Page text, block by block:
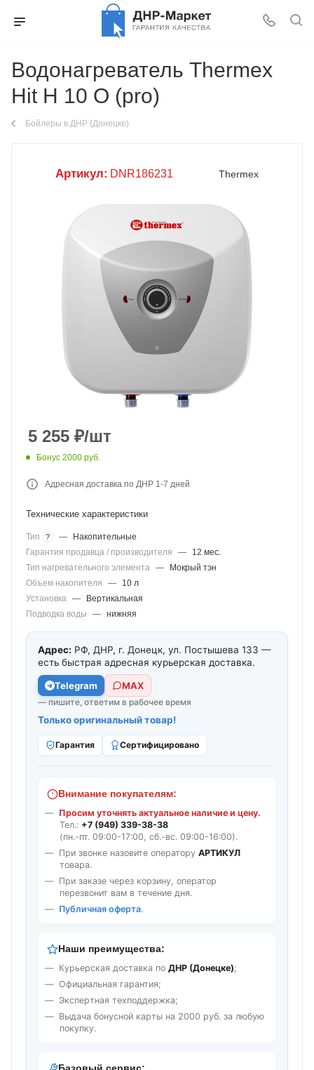
Водонагреватель Thermex
Hit H 10 O (pro)
Бойлеры в ДНР (Донецке)
Артикул: DNR186231 Thermex
5 255 ₽/шт
Бонус 2000 руб.
Адресная доставка по ДНР 1-7 дней
Технические характеристики
Тип ? —
Накопительные
Гарантия продавца / производителя
—
12 мес.
Тип нагревательного элемента —
Мокрый тэн
Объем накопителя
—
10 л
Установка —
Вертикальная
Подводка воды
— нижняя
Адрес: РФ, ДНР, г. Донецк, ул. Постышева 133 —
есть быстрая адресная курьерская доставка.
Telegram МАХ
— пишите, ответим в рабочее время
Только оригинальный товар!
Гарантия Сертифицировано
Внимание покупателям:
Просим уточнять актуальное наличие и цену.
Тел.: +7 (949) 339-38-38
(пн.-пт. 09:00-17:00, сб.-вс. 09:00-16:00).
При звонке назовите оператору АРТИКУЛ
товара.
При заказе через корзину, оператор
перезвонит вам в течение дня.
Публичная оферта.
Наши преимущества:
Курьерская доставка по ДНР (Донецке);
Официальная гарантия;
Экспертная техподдержка;
Выдача бонусной карты на 2000 руб. за любую
покупку.